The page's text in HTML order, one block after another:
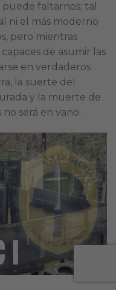
faltarnos; tal
ni el más moderno
pero mientras
de asumir las
en verdaderos
la suerte del
y la muerte de
será en vano.